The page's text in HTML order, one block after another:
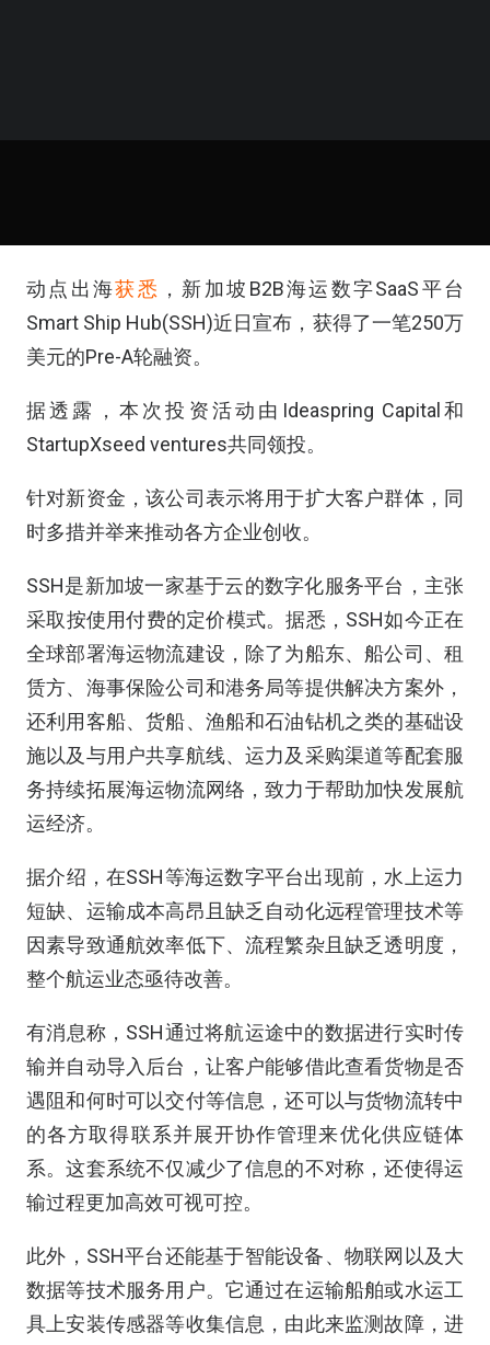
动点出海获悉 ，新加坡B2B海运数字SaaS平台
Smart Ship Hub(SSH)近日宣布，获得了一笔250万
美元的Pre-A轮融资。
据透露，本次投资活动由Ideaspring Capital和
StartupXseed ventures共同领投。
针对新资金，该公司表示将用于扩大客户群体，同
时多措并举来推动各方企业创收。
SSH是新加坡一家基于云的数字化服务平台，主张
采取按使用付费的定价模式。据悉，SSH如今正在
全球部署海运物流建设，除了为船东、船公司、租
赁方、海事保险公司和港务局等提供解决方案外，
还利用客船、货船、渔船和石油钻机之类的基础设
施以及与用户共享航线、运力及采购渠道等配套服
务持续拓展海运物流网络，致力于帮助加快发展航
运经济。
据介绍，在SSH等海运数字平台出现前，水上运力
短缺、运输成本高昂且缺乏自动化远程管理技术等
因素导致通航效率低下、流程繁杂且缺乏透明度，
整个航运业态亟待改善。
有消息称，SSH通过将航运途中的数据进行实时传
输并自动导入后台，让客户能够借此查看货物是否
遇阻和何时可以交付等信息，还可以与货物流转中
的各方取得联系并展开协作管理来优化供应链体
系。这套系统不仅减少了信息的不对称，还使得运
输过程更加高效可视可控。
此外，SSH平台还能基于智能设备、物联网以及大
数据等技术服务用户。它通过在运输船舶或水运工
具上安装传感器等收集信息，由此来监测故障，进